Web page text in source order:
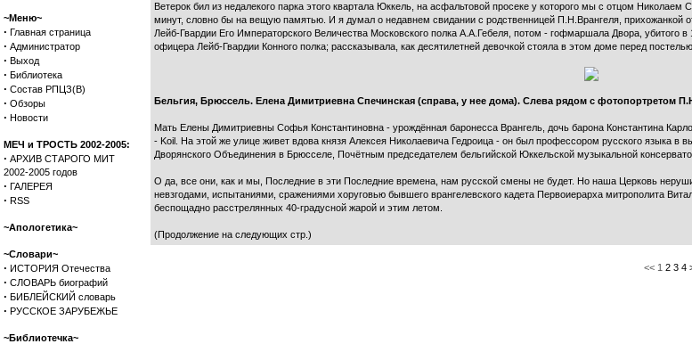
~Меню~
· Главная страница
· Администратор
· Выход
· Библиотека
· Состав РПЦЗ(В)
· Обзоры
· Новости
МЕЧ и ТРОСТЬ 2002-2005:
· АРХИВ СТАРОГО МИТ
2002-2005 годов
· ГАЛЕРЕЯ
· RSS
~Апологетика~
~Словари~
· ИСТОРИЯ Отечества
· СЛОВАРЬ биографий
· БИБЛЕЙСКИЙ словарь
· РУССКОЕ ЗАРУБЕЖЬЕ
~Библиотечка~
Ветерок бил из недалекого парка этого квартала Юккель, на асфальтовой просеке у которого мы с отцом
минут, словно бы на вещую памятью. И я думал о недавнем свидании с родственницей П.Н.Врангеля, прихожанкой
Лейб-Гвардии Его Императорского Величества Московского полка А.А.Гебеля, потом - гофмаршала Двора, убитого
офицера Лейб-Гвардии Конного полка; рассказывала, как десятилетней девочкой стояла в этом доме перед
Бельгия, Брюссель. Елена Димитриевна Спечинская (справа, у нее дома). Слева рядом с фотопортретом
Мать Елены Димитриевны Софья Константиновна - урождённая баронесса Врангель, дочь барона Константина
- Koil. На этой же улице живет вдова князя Алексея Николаевича Гедроица - он был профессором русского языка
Дворянского Объединения в Брюсселе, Почётным председателем бельгийской Юккельской музыкальной
О да, все они, как и мы, Последние в эти Последние времена, нам русской смены не будет. Но наша Церковь
невзгодами, испытаниями, сражениями хоруговью бывшего врангелевского кадета Первоиерарха митрополита
беспощадно расстрелянных 40-градусной жарой и этим летом.
(Продолжение на следующих стр.)
<< 1 2 3 4